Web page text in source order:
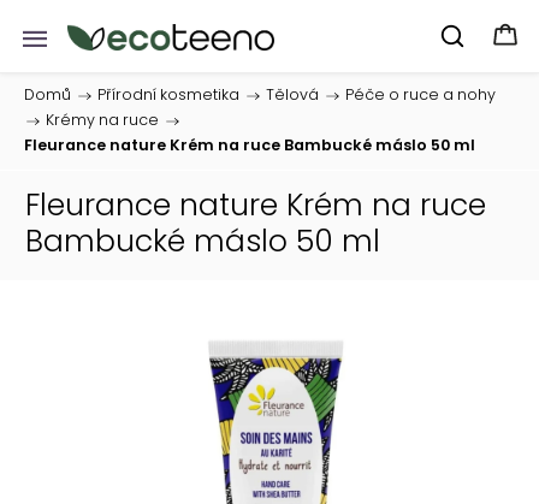
Domů / Přírodní kosmetika / Tělová /
Péče o ruce a nohy
/
Krémy na ruce /
Fleurance nature Krém na ruce Bambucké máslo 50 ml
Fleurance nature Krém na ruce
Bambucké máslo 50 ml